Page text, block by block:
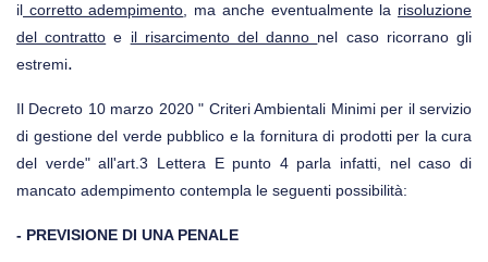
il corretto adempimento , ma anche eventualmente la risoluzione
del contratto e il risarcimento del danno nel caso ricorrano gli
estremi.
Il Decreto 10 marzo 2020 " Criteri Ambientali Minimi per il servizio
di gestione del verde pubblico e la fornitura di prodotti per la cura
del verde" all'art.3 Lettera E punto 4 parla infatti, nel caso di
mancato adempimento contempla le seguenti possibilità:
- PREVISIONE DI UNA PENALE